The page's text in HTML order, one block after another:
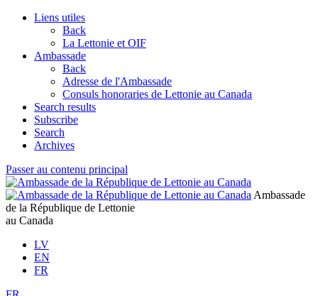
Liens utiles
Back
La Lettonie et OIF
Ambassade
Back
Adresse de l'Ambassade
Consuls honoraries de Lettonie au Canada
Search results
Subscribe
Search
Archives
Passer au contenu principal
Ambassade
de la République de Lettonie
au Canada
LV
EN
FR